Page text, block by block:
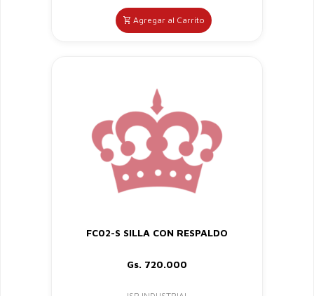
Agregar al Carrito
FC02-S SILLA CON RESPALDO
Gs. 720.000